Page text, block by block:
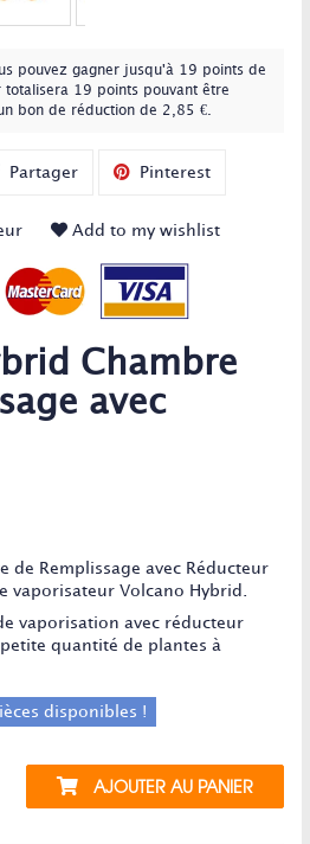
pouvez gagner jusqu'à 19 points de
totalisera 19 points pouvant être
bon de réduction de 2,85 €.
Partager Pinterest
Add to my wishlist
Chambre
avec
de Remplissage avec Réducteur
vaporisateur Volcano Hybrid.
vaporisation avec réducteur
quantité de plantes à
disponibles !
AJOUTER AU PANIER